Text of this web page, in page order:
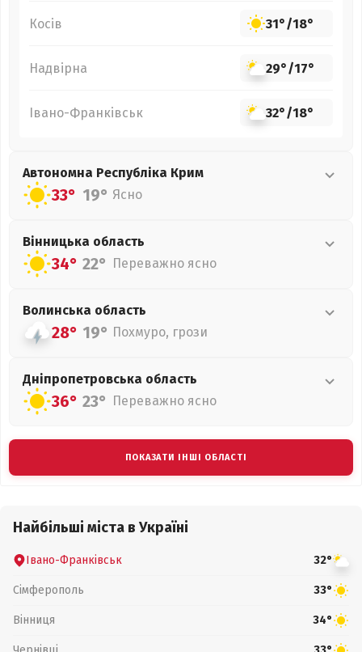
Косів 31°/18°
Надвірна 29°/17°
Івано-Франківськ 32°/18°
Автономна Республіка Крим
33° 19° Ясно
Вінницька область
34° 22° Переважно ясно
Волинська область
28° 19° Похмуро, грози
Дніпропетровська область
36° 23° Переважно ясно
ПОКАЗАТИ ІНШІ ОБЛАСТІ
Найбільші міста в Україні
Івано-Франківськ 32°
Сімферополь 33°
Вінниця 34°